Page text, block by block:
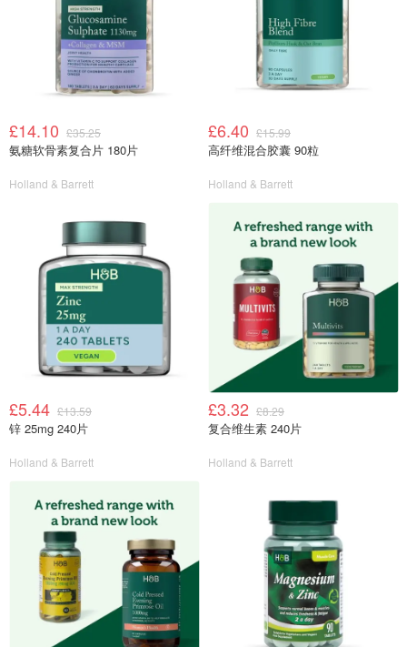
£14.10 £35.25
氨糖软骨素复合片 180片
Holland & Barrett
£6.40 £15.99
高纤维混合胶囊 90粒
Holland & Barrett
£5.44 £13.59
锌 25mg 240片
Holland & Barrett
£3.32 £8.29
复合维生素 240片
Holland & Barrett